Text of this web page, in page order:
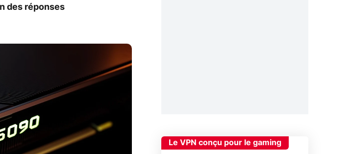
des réponses
Le VPN conçu pour le gaming